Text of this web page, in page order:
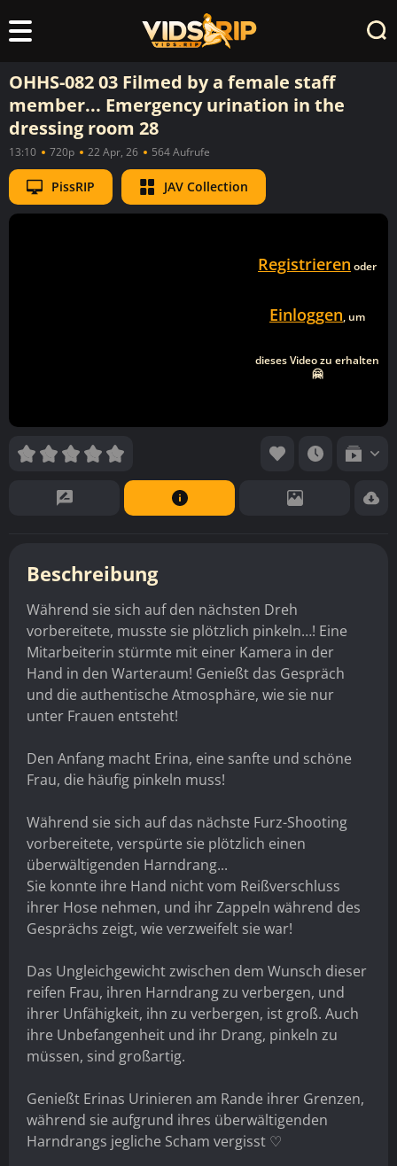
OHHS-082 03 Filmed by a female staff
member... Emergency urination in the
dressing room 28
13:10 720p 22 Apr, 26 564 Aufrufe
PissRIP JAV Collection
Registrieren oder
Einloggen, um
dieses Video zu erhalten
🤗
Beschreibung
Während sie sich auf den nächsten Dreh
vorbereitete, musste sie plötzlich pinkeln…! Eine
Mitarbeiterin stürmte mit einer Kamera in der
Hand in den Warteraum! Genießt das Gespräch
und die authentische Atmosphäre, wie sie nur
unter Frauen entsteht!
Den Anfang macht Erina, eine sanfte und schöne
Frau, die häufig pinkeln muss!
Während sie sich auf das nächste Furz-Shooting
vorbereitete, verspürte sie plötzlich einen
überwältigenden Harndrang...
Sie konnte ihre Hand nicht vom Reißverschluss
ihrer Hose nehmen, und ihr Zappeln während des
Gesprächs zeigt, wie verzweifelt sie war!
Das Ungleichgewicht zwischen dem Wunsch dieser
reifen Frau, ihren Harndrang zu verbergen, und
ihrer Unfähigkeit, ihn zu verbergen, ist groß. Auch
ihre Unbefangenheit und ihr Drang, pinkeln zu
müssen, sind großartig.
Genießt Erinas Urinieren am Rande ihrer Grenzen,
während sie aufgrund ihres überwältigenden
Harndrangs jegliche Scham vergisst ♡